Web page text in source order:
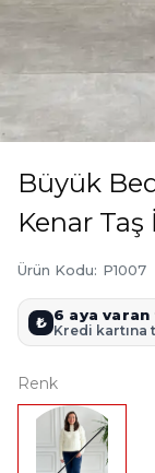
Büyük
Kenar
Ürün Kodu: P1007
₺ 6 aya
Kredi kartına
Renk